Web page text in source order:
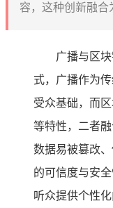
容，这种创新融合
广播与区
式，广播作为
受众基础，而
等特性，二者
数据易被篡改
的可信度与安
听众提供个性